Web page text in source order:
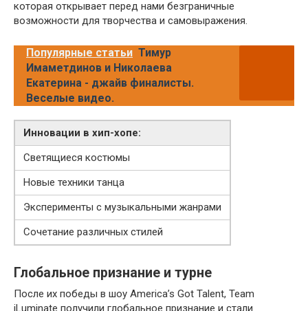
которая открывает перед нами безграничные
возможности для творчества и самовыражения.
Популярные статьи Тимур
Имаметдинов и Николаева
Екатерина - джайв финалисты.
Веселые видео.
Инновации в хип-хопе:
Светящиеся костюмы
Новые техники танца
Эксперименты с музыкальными жанрами
Сочетание различных стилей
Глобальное признание и турне
После их победы в шоу America’s Got Talent, Team
iLuminate получили глобальное признание и стали